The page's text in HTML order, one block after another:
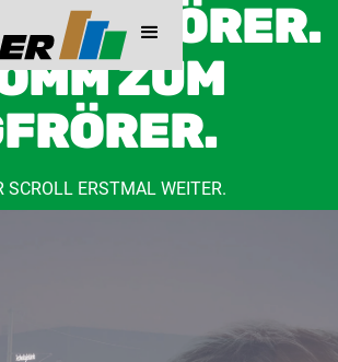
ZUM HÖRER.
ZUM
SCROLL ERSTMAL WEITER.